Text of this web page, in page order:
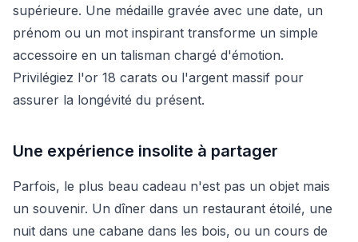
supérieure. Une médaille gravée avec une date, un
prénom ou un mot inspirant transforme un simple
accessoire en un talisman chargé d'émotion.
Privilégiez l'or 18 carats ou l'argent massif pour
assurer la longévité du présent.
Une expérience insolite à partager
Parfois, le plus beau cadeau n'est pas un objet mais
un souvenir. Un dîner dans un restaurant étoilé, une
nuit dans une cabane dans les bois, ou un cours de